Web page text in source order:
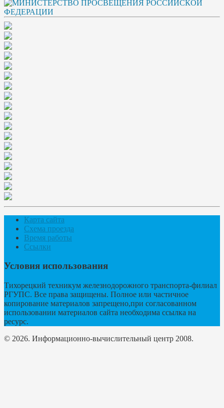
Карта сайта
Схема проезда
Время работы
Ссылки
Условия использования
Тихорецкий техникум железнодорожного транспорта-филиал
РГУПС. Все права защищены. Полное или частичное
копирование материалов запрещено,при согласованном
использовании материалов сайта необходима ссылка на
ресурс.
© 2026. Информационно-вычислительный центр 2008.